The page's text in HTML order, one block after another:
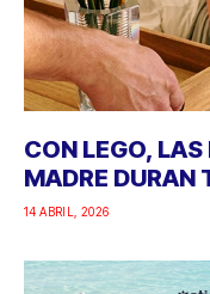
CON LEGO, LAS
MADRE DURAN
14 ABRIL, 2026